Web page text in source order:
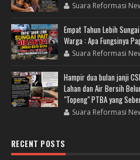
Suara Reformasi
Empat Tahun Lebih
Warga : Apa Fungsinya
Suara Reformasi
Hampir dua bulan janji
Lahan dan Air Bersih
"Topeng" PTBA yang
Suara Reformasi
RECENT POSTS